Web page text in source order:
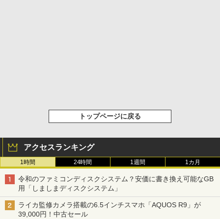
トップページに戻る
アクセスランキング
1時間 24時間 1週間 1カ月
令和のファミコンディスクシステム？安価に書き換え可能なGB
用「しましまディスクシステム」
ライカ監修カメラ搭載の6.5インチスマホ「AQUOS R9」が
39,000円！中古セール